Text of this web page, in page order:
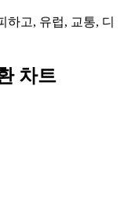
하고, 유럽, 교통, 디
차트